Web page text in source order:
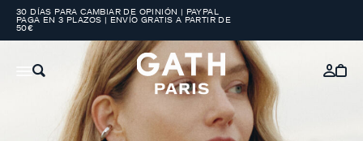
30 DÍAS PARA CAMBIAR DE OPINIÓN | PAYPAL
PAGA EN 3 PLAZOS | ENVÍO GRATIS A PARTIR DE
50€